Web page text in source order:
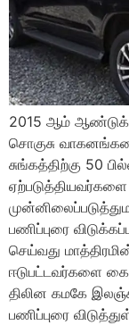
2015 ஆம்
சொகுசு
சுங்கத்திற்கு 50
பணிப்புரை
செய்வது
ஈடுபட்டவர்களை
திலின கமகே
பணிப்புரை